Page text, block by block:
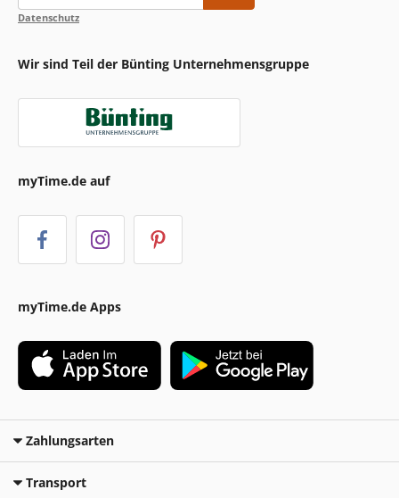
Datenschutz
Wir sind Teil der Bünting Unternehmensgruppe
myTime.de auf
myTime.de Apps
Zahlungsarten
Transport